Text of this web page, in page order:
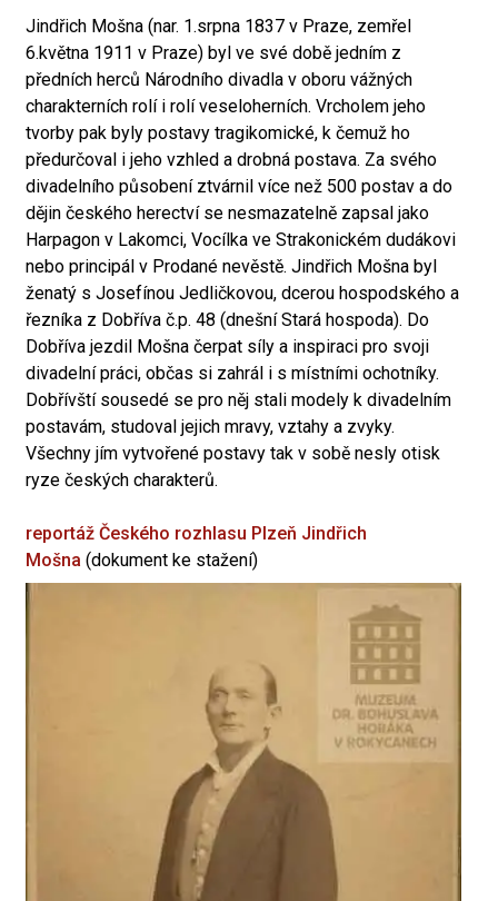
Jindřich Mošna (nar. 1.srpna 1837 v Praze, zemřel
6.května 1911 v Praze) byl ve své době jedním z
předních herců Národního divadla v oboru vážných
charakterních rolí i rolí veseloherních. Vrcholem jeho
tvorby pak byly postavy tragikomické, k čemuž ho
předurčoval i jeho vzhled a drobná postava. Za svého
divadelního působení ztvárnil více než 500 postav a do
dějin českého herectví se nesmazatelně zapsal jako
Harpagon v Lakomci, Vocílka ve Strakonickém dudákovi
nebo principál v Prodané nevěstě. Jindřich Mošna byl
ženatý s Josefínou Jedličkovou, dcerou hospodského a
řezníka z Dobříva č.p. 48 (dnešní Stará hospoda). Do
Dobříva jezdil Mošna čerpat síly a inspiraci pro svoji
divadelní práci, občas si zahrál i s místními ochotníky.
Dobřívští sousedé se pro něj stali modely k divadelním
postavám, studoval jejich mravy, vztahy a zvyky.
Všechny jím vytvořené postavy tak v sobě nesly otisk
ryze českých charakterů.
reportáž Českého rozhlasu Plzeň Jindřich
Mošna (dokument ke stažení)